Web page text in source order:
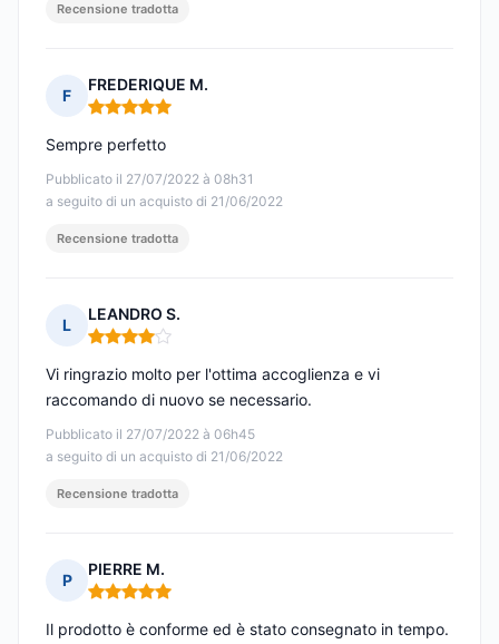
Recensione tradotta
F
FREDERIQUE M.
Nota: 5 su 5
Pubblicato il 27/07/2022 à 08h31
a seguito di un acquisto di 21/06/2022
Sempre perfetto
Recensione tradotta
L
LEANDRO S.
Nota: 4 su 5
Pubblicato il 27/07/2022 à 06h45
a seguito di un acquisto di 21/06/2022
Vi ringrazio molto per l'ottima accoglienza e vi
raccomando di nuovo se necessario.
Recensione tradotta
P
PIERRE M.
Nota: 5 su 5
Il prodotto è conforme ed è stato consegnato in tempo.